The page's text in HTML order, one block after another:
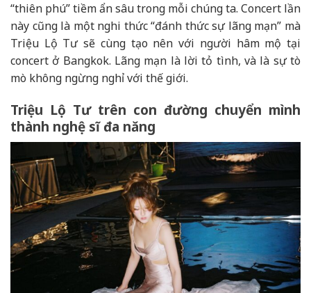
“thiên phú” tiềm ẩn sâu trong mỗi chúng ta. Concert lần
này cũng là một nghi thức “đánh thức sự lãng mạn” mà
Triệu Lộ Tư sẽ cùng tạo nên với người hâm mộ tại
concert ở Bangkok. Lãng mạn là lời tỏ tình, và là sự tò
mò không ngừng nghỉ với thế giới.
Triệu Lộ Tư trên con đường chuyển mình
thành nghệ sĩ đa năng